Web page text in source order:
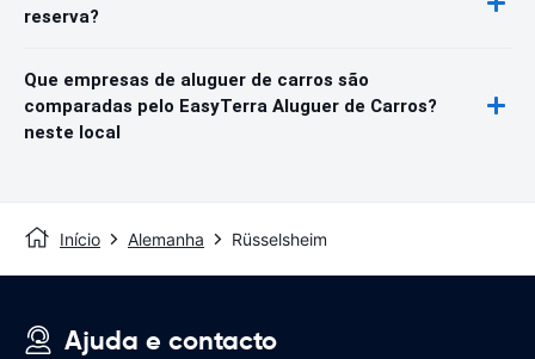
reserva?
Que empresas de aluguer de carros são
comparadas pelo EasyTerra Aluguer de Carros?
neste local
Início Alemanha Rüsselsheim
Ajuda e contacto